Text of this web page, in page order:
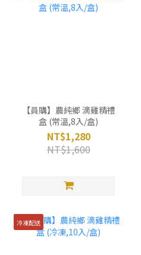
【員購】農純鄉 滴雞精禮
盒 (常溫,8入/盒)
NT$1,280
NT$1,600
冷凍配送